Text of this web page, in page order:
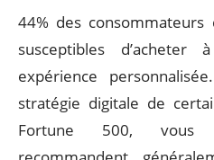
44% des consommateurs
susceptibles
expérience
stratégie digitale de
Fortune 500, vous